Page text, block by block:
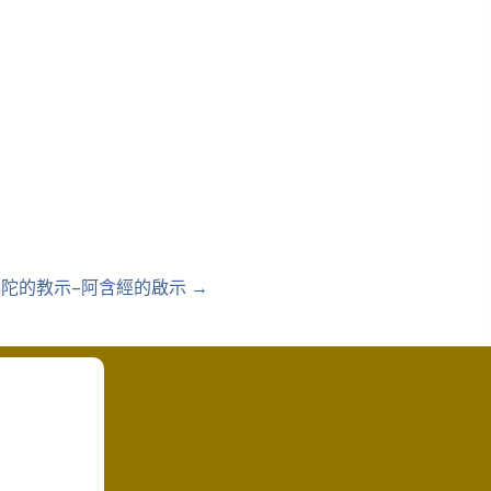
的教示–阿含經的啟示 →